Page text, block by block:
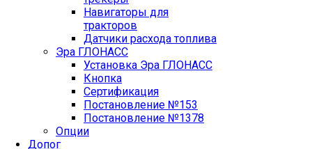
Навигаторы для
тракторов
Датчики расхода топлива
Эра ГЛОНАСС
Установка Эра ГЛОНАСС
Кнопка
Сертификация
Постановление №153
Постановление №1378
Опции
Допог